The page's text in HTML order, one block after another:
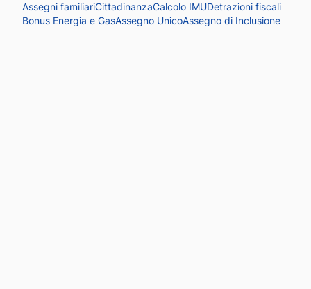
Assegni familiariCittadinanzaCalcolo IMUDetrazioni fiscali
Bonus Energia e GasAssegno UnicoAssegno di Inclusione